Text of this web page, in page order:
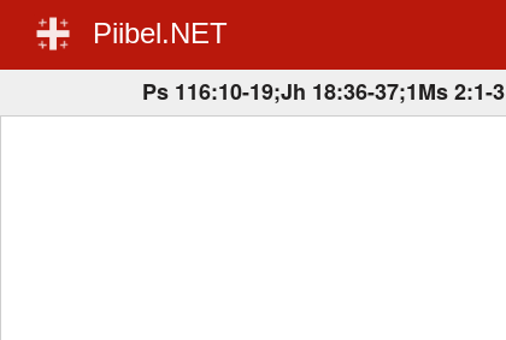
Piibel.NET
Ps 116:10-19;Jh 18:36-37;1Ms 2:1-3